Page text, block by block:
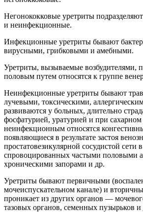
Негонококковые уретриты
и неинфекционные.
Инфекционные уретриты бывают
вирусными, грибковыми и амебными.
Уретриты, вызываемые возбудителями,
половым путем относятся к группе
Неинфекционные уретриты бывают
лучевыми, токсическими,
развиваются у больных, длительно
фосфатурией, уратурией и при
неинфекционным относятся
появляющиеся в результате застоя
простатовезикулярной сосудистой сети
спровоцированных частыми половыми
хроническими запорами и др.
Уретриты бывают первичными
мочеиспускательном канале) и
проникает из других органов —
тазовых органов, семенных пузырьков и